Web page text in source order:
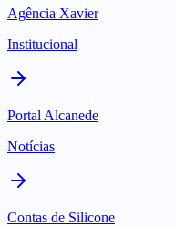
Agência Xavier
Institucional
Portal Alcanede
Notícias
Contas de Silicone